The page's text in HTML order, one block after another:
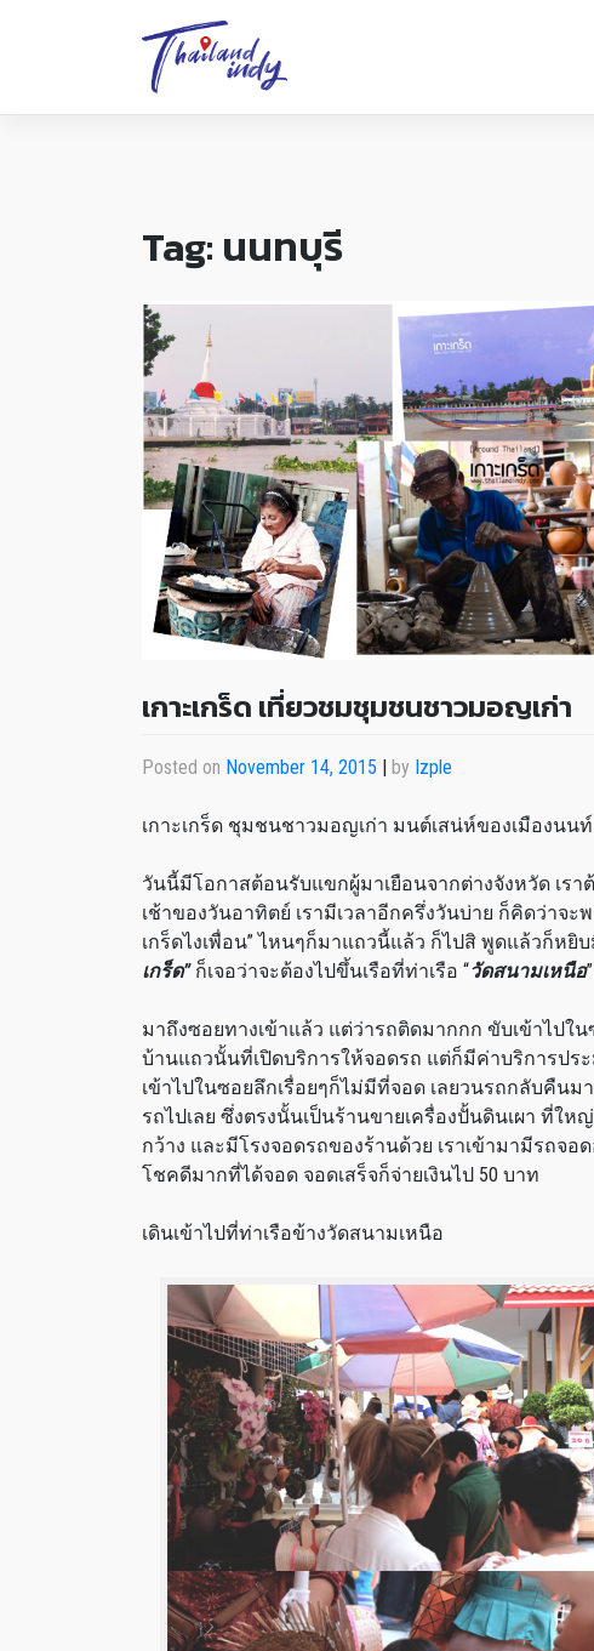
Tag: นนทบุรี
เกาะเกร็ด เที่ยวชมชุมชนชาวมอญเก่า
Posted on November 14, 2015 | by Izple
เกาะเกร็ด ชุมชนชาวมอญเก่า มนต์เสน่ห์ของเมืองนน
วันนี้มีโอกาสต้อนรับแขกผู้มาเยือนจากต่างจังหวัด เรา
เช้าของวันอาทิตย์ เรามีเวลาอีกครึ่งวันบ่าย ก็คิดว่าจะ
เกร็ดไงเพื่อน” ไหนๆก็มาแถวนี้แล้ว ก็ไปสิ พูดแล้วก็หยิ
เกร็ด”ก็เจอว่าจะต้องไปขึ้นเรือที่ท่าเรือ “วัดสนามเหนือ
มาถึงซอยทางเข้าแล้ว แต่ว่ารถติดมากกก ขับเข้าไป
บ้านแถวนั้นที่เปิดบริการให้จอดรถ แต่ก็มีค่าบริการปร
เข้าไปในซอยลึกเรื่อยๆก็ไม่มีที่จอด เลยวนรถกลับคืน
รถไปเลย ซึ่งตรงนั้นเป็นร้านขายเครื่องปั้นดินเผา ที่ใ
กว้าง และมีโรงจอดรถของร้านด้วย เราเข้ามามีรถจอ
โชคดีมากที่ได้จอด จอดเสร็จก็จ่ายเงินไป 50 บาท
เดินเข้าไปที่ท่าเรือข้างวัดสนามเหนือ